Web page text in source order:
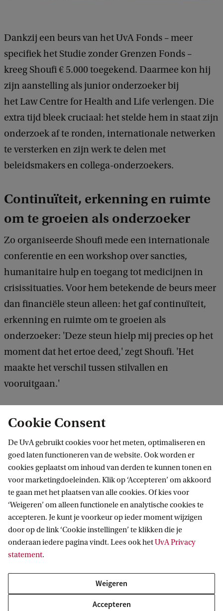
Dankzij een beurs van het UvA Fonds – meer
specifiek het Studie zonder Grenzen Fonds –
kreeg Shoufi € 5.000 toegekend. Daarmee kon hij
zijn aanstelling als junior onderzoeker bij
het Law Centre for Health and Life verlengen. Die
extra tijd bleek cruciaal: het stelde hem in staat zijn
onderzoek af te ronden, internationale netwerken
te versterken en zijn werk te delen met
beleidsmakers en collega-onderzoekers.
Continuïteit, erkenning en ruimte
om te groeien als onderzoeker
Zo organiseerde Shoufi mede een internationale
conferentie en een workshop over sancties,
humanitaire hulp en toegang tot medicijnen in
crisissituaties. Voor hem betekende de beurs meer
dan financiële steun alleen: het gaf continuïteit,
erkenning en ruimte om te groeien als
onderzoeker: 'Deze steun hielp mij precies op het
moment dat het ertoe deed,' zegt Shoufi. 'Het
maakte het verschil tussen stilvallen en
vooruitgaan.'
Bouwen aan rechtvaardige zorg, zonder
grenzen
Ook bijdragen aan een betere toekomst voor
studenten en onderzoekers met een
vluchtelingenachtergrond? Kijk op onze
donatiepagina
voor meer informatie
Cookie Consent
De UvA gebruikt cookies voor het meten, optimaliseren en
goed laten functioneren van de website. Ook worden er
cookies geplaatst om inhoud van derden te kunnen tonen en
voor marketingdoeleinden. Klik op ‘Accepteren’ om akkoord
te gaan met het plaatsen van alle cookies. Of kies voor
‘Weigeren’ om alleen functionele en analytische cookies te
accepteren. Je kunt je voorkeur op ieder moment wijzigen
door op de link ‘Cookie instellingen’ te klikken die je
onderaan iedere pagina vindt. Lees ook hetUvA Privacy
statement.
Weigeren
Accepteren